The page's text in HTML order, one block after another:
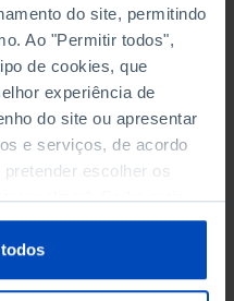
do site, permitindo
Ao "Permitir todos",
de cookies, que
experiência de
do site ou apresentar
e serviços, de acordo
escolher os
Saiba mais
de preferências ou da
ARTIGO
irá empunhar
estas novas
06/11/2025